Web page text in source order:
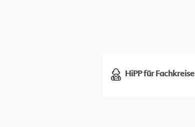
HiPP für Fachkreise